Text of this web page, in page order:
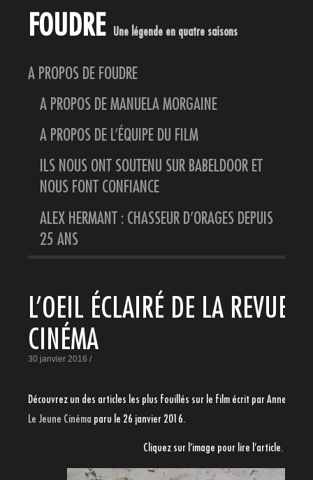
FOUDRE Une légende en quatre saisons
A PROPOS DE FOUDRE
A PROPOS DE MANUELA MORGAINE
A PROPOS DE L’ÉQUIPE DU FILM
ILS NOUS ONT SOUTENU SUR BABELDOOR ET
NOUS FONT CONFIANCE
ALEX HERMANT : CHASSEUR D’ORAGES DEPUIS
25 ANS
L’OEIL ÉCLAIRÉ DE LA REVUE
CINÉMA
30 janvier 2016 /
Découvrez un des articles les plus fouillés sur le film écrit par Anne-
Le Jeune Cinéma paru le 26 janvier 2016.
Cliquez sur l’image pour lire l’article.